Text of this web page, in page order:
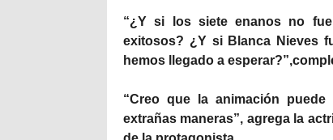
“¿Y si los siete enanos no
exitosos? ¿Y si Blanca Nieves
hemos llegado a esperar?”,
“Creo que la animación
extrañas maneras”, agrega la